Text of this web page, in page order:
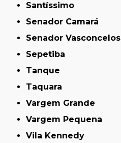
Santíssimo
Senador Camará
Senador Vasconcelos
Sepetiba
Tanque
Taquara
Vargem Grande
Vargem Pequena
Vila Kennedy